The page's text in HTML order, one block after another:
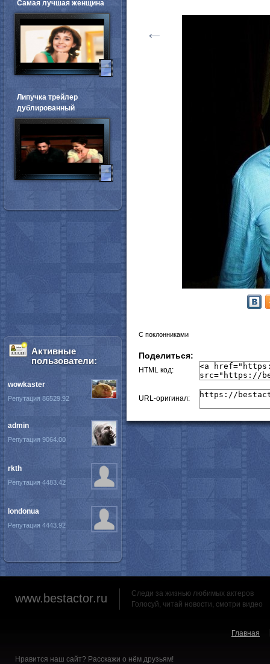
←
С поклонниками
Поделиться:
HTML код:
URL-оригинал:
Самая лучшая женщина
Липучка трейлер
дублированный
Активные
пользователи:
wowkaster
Репутация 86529.92
admin
Репутация 9064.00
rkth
Репутация 4483.42
londonua
Репутация 4443.92
www.bestactor.ru
Следи за жизнью любимых актеров
Голосуй, читай новости, смотри видео
Главная
Нравится наш сайт? Расскажи о нём друзьям!